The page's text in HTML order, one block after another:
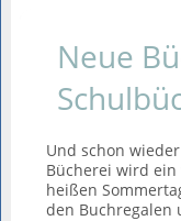
Neue
Und schon
Bücherei wird
heißen
den Buchregalen